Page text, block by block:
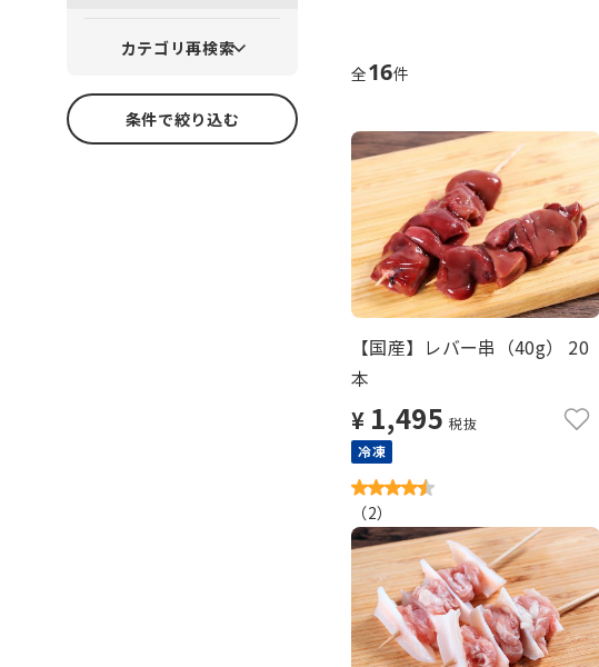
全16件
【国産】レバー串（40g） 20
本
¥ 1,495 税抜
冷凍
（2）
カテゴリ再検索
条件で絞り込む